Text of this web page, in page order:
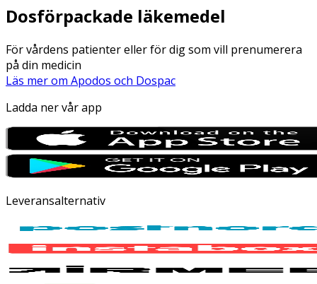
Dosförpackade läkemedel
För vårdens patienter eller för dig som vill prenumerera
på din medicin
Läs mer om Apodos och Dospac
Ladda ner vår app
Leveransalternativ